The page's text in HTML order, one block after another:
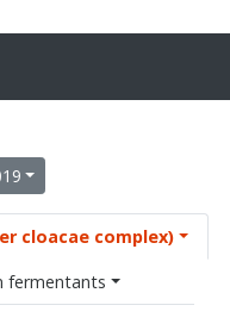
cloacae complex)
fermentants